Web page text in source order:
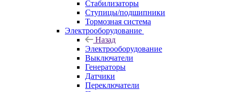
Стабилизаторы
Ступицы/подшипники
Тормозная система
Электрооборудование
Назад
Электрооборудование
Выключатели
Генераторы
Датчики
Переключатели